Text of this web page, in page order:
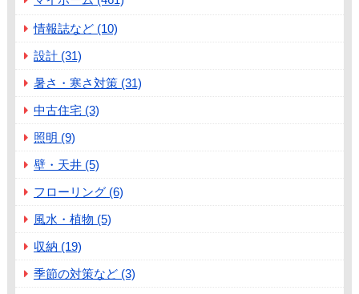
情報誌など (10)
設計 (31)
暑さ・寒さ対策 (31)
中古住宅 (3)
照明 (9)
壁・天井 (5)
フローリング (6)
風水・植物 (5)
収納 (19)
季節の対策など (3)